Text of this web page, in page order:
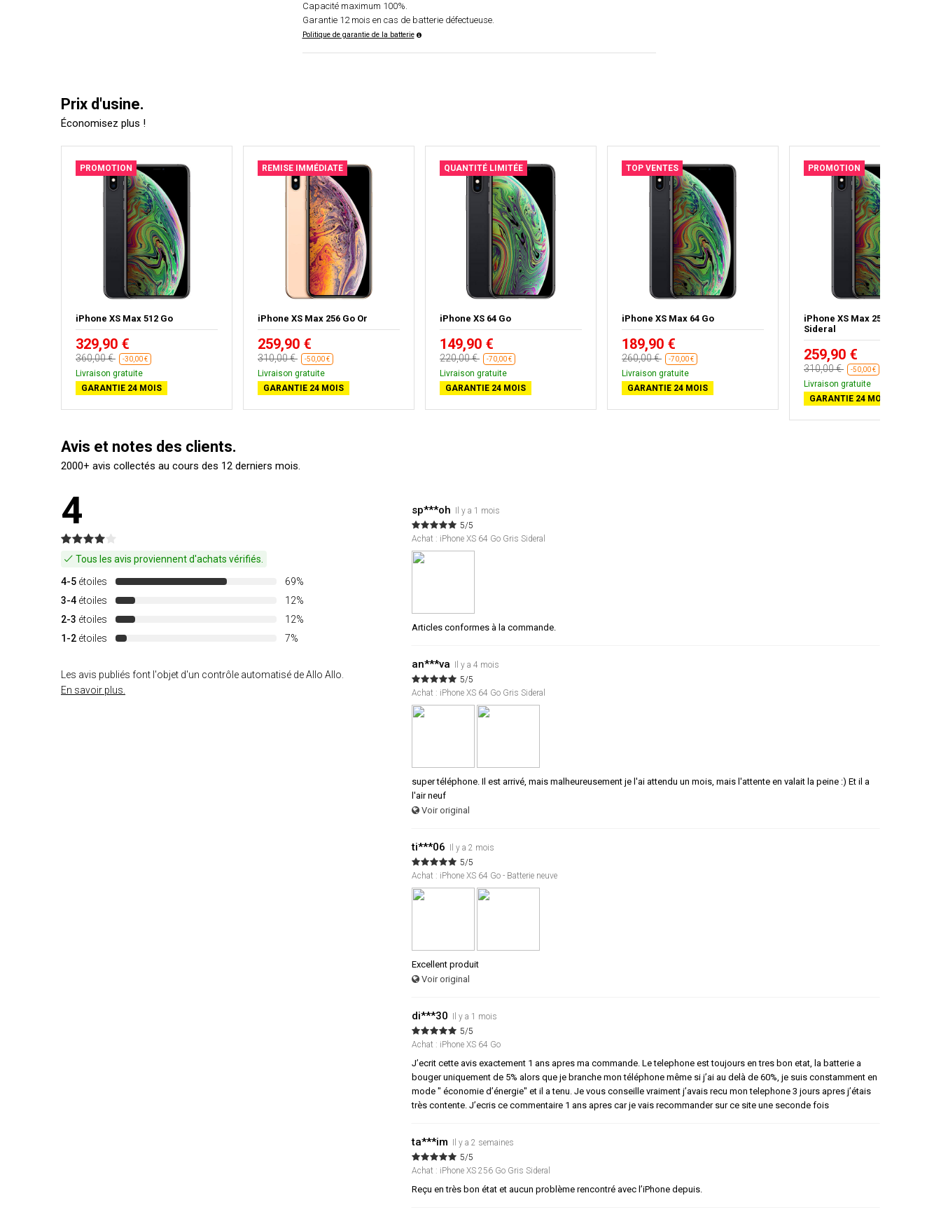
Capacité maximum 100%.
Garantie 12 mois en cas de batterie défectueuse.
Politique de garantie de la batterie
Prix d'usine.
Économisez plus !
PROMOTION
iPhone XS Max 512 Go
329,90 €
360,00 € -30,00 €
Livraison gratuite
GARANTIE 24 MOIS
REMISE IMMÉDIATE
iPhone XS Max 256 Go Or
259,90 €
310,00 € -50,00 €
Livraison gratuite
GARANTIE 24 MOIS
QUANTITÉ LIMITÉE
iPhone XS 64 Go
149,90 €
220,00 € -70,00 €
Livraison gratuite
GARANTIE 24 MOIS
TOP VENTES
iPhone XS Max 64 Go
189,90 €
260,00 € -70,00 €
Livraison gratuite
GARANTIE 24 MOIS
PROMOTION
iPhone XS Max 256 Go Gris
Sideral
259,90 €
310,00 € -50,00 €
Livraison gratuite
GARANTIE 24 MOIS
Avis et notes des clients.
2000+ avis collectés au cours des 12 derniers mois.
4
Tous les avis proviennent d'achats vérifiés.
4-5 étoiles
69%
3-4 étoiles
12%
2-3 étoiles
12%
1-2 étoiles 7%
Les avis publiés font l'objet d'un contrôle automatisé de Allo Allo.
En savoir plus.
sp***oh Il y a 1 mois
5/5
Achat : iPhone XS 64 Go Gris Sideral
Articles conformes à la commande.
an***va Il y a 4 mois
5/5
Achat : iPhone XS 64 Go Gris Sideral
super téléphone. Il est arrivé, mais malheureusement je l'ai attendu un mois, mais l'attente en valait la peine :) Et il a
l'air neuf
Voir original
ti***06 Il y a 2 mois
5/5
Achat : iPhone XS 64 Go - Batterie neuve
Excellent produit
Voir original
di***30 Il y a 1 mois
5/5
Achat : iPhone XS 64 Go
J’ecrit cette avis exactement 1 ans apres ma commande. Le telephone est toujours en tres bon etat, la batterie a
bouger uniquement de 5% alors que je branche mon téléphone même si j’ai au delà de 60%, je suis constamment en
mode " économie d’énergie" et il a tenu. Je vous conseille vraiment j’avais recu mon telephone 3 jours apres j’étais
très contente. J’ecris ce commentaire 1 ans apres car je vais recommander sur ce site une seconde fois
ta***im Il y a 2 semaines
5/5
Achat : iPhone XS 256 Go Gris Sideral
Reçu en très bon état et aucun problème rencontré avec l’iPhone depuis.